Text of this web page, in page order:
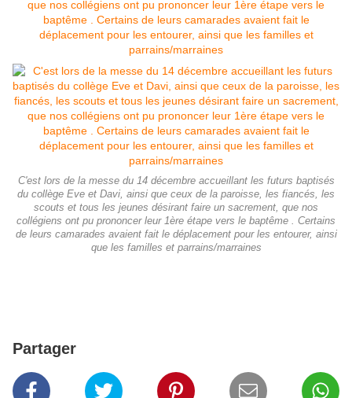
C'est lors de la messe du 14 décembre accueillant les futurs baptisés
du collège Eve et Davi, ainsi que ceux de la paroisse, les fiancés, les
scouts et tous les jeunes désirant faire un sacrement, que nos
collégiens ont pu prononcer leur 1ère étape vers le baptême . Certains
de leurs camarades avaient fait le déplacement pour les entourer, ainsi
que les familles et parrains/marraines
Partager